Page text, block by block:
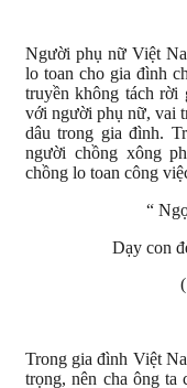
Người phụ nữ Việt
lo toan cho gia đình
truyền không tách rời
với người phụ nữ, vai
dâu trong gia đình.
người chồng xông
chồng lo toan công
“
Dạy con
Trong gia đình Việt
trọng, nên cha ông ta